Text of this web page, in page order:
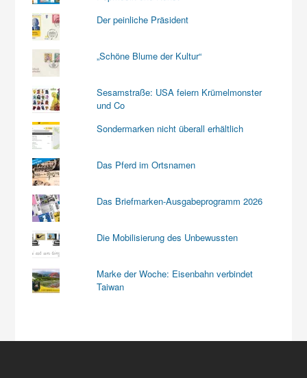
Der peinliche Präsident
„Schöne Blume der Kultur“
Sesamstraße: USA feiern Krümelmonster
und Co
Sondermarken nicht überall erhältlich
Das Pferd im Ortsnamen
Das Briefmarken-Ausgabeprogramm 2026
Die Mobilisierung des Unbewussten
Marke der Woche: Eisenbahn verbindet
Taiwan